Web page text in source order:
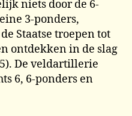
niets door de 6-
3-ponders,
Staatse troepen tot
ontdekken in de slag
De veldartillerie
6, 6-ponders en